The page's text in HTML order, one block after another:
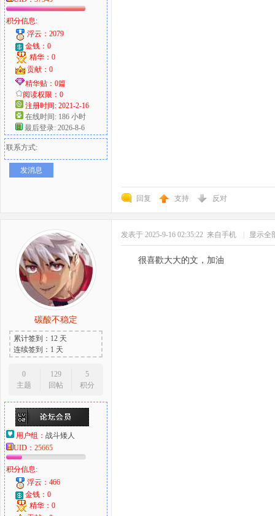
积分信息:
浮云：2079
金钱：0
精华：0
贡献：0
精华贴：0篇
阅读权限：0
注册时间: 2021-2-16
在线时间: 186 小时
最后登录: 2026-8-6
联系方式:
发消息
回复 支持 反对
碳酸不稳定
累计签到：12 天
连续签到：1 天
0
主题
129
回帖
5
积分
用户组： 战斗矮人
UID： 25665
积分信息:
浮云：466
金钱：0
精华：0
发表于 2025-9-16 02:35:22 来自手机 显示全
很喜歡大大的文，加油